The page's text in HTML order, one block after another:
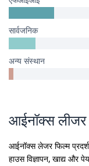
सार्वजनिक
अन्य संस्थान
आईनॉक्स लीजर
आईनॉक्स लेजर फिल्म
हाउस विज्ञापन, खाद्य और